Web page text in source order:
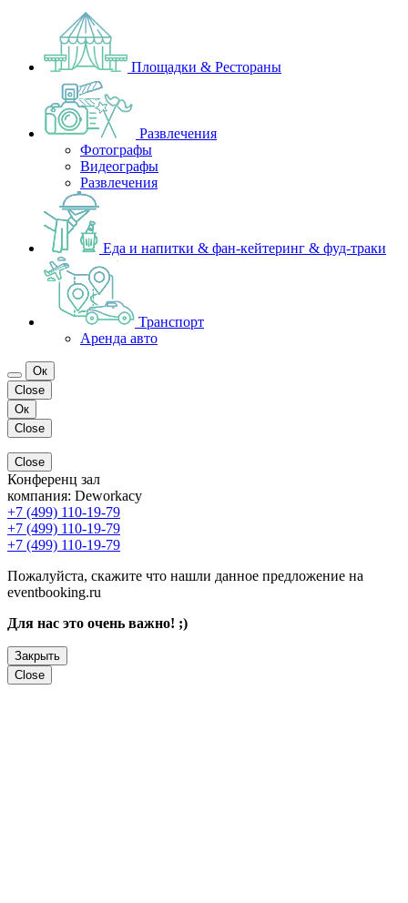
Площадки & Рестораны
Развлечения
Фотографы
Видеографы
Развлечения
Еда и напитки & фан-кейтеринг & фуд-траки
Транспорт
Аренда авто
Ок
Close
Ок
Close
Close
Конференц зал
компания: Deworkacy
+7 (499) 110-19-79
+7 (499) 110-19-79
+7 (499) 110-19-79
Пожалуйста, скажите что нашли данное предложение на
eventbooking.ru
Для нас это очень важно! ;)
Закрыть
Close